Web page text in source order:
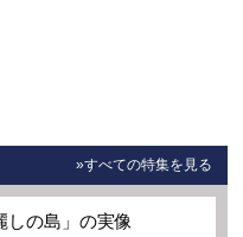
»すべての特集を見る
しの島」の実像